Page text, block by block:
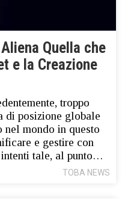
Quella che
e la Creazione
troppo
di posizione globale
nel mondo in questo
e gestire con
tale, al punto…
TOBA NEWS